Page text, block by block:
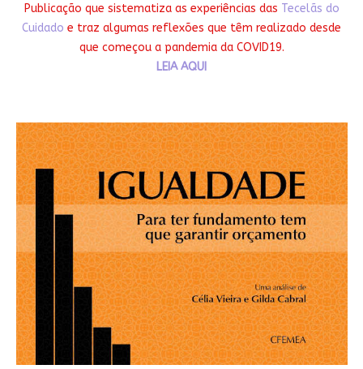
Publicação que sistematiza as experiências das Tecelãs do
Cuidado e traz algumas reflexões que têm realizado desde
que começou a pandemia da COVID19.
LEIA AQUI